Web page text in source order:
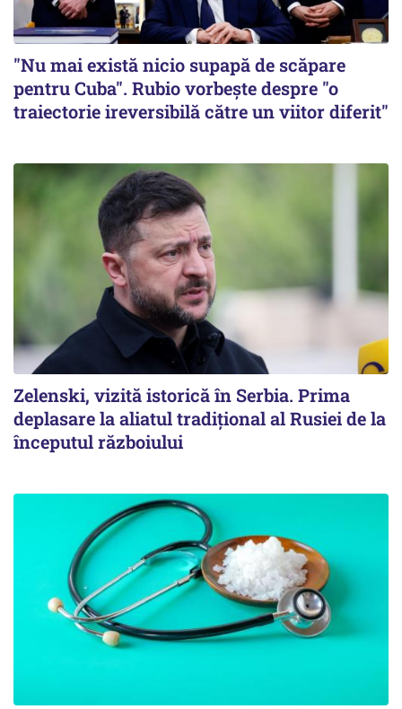
"Nu mai există nicio supapă de scăpare
pentru Cuba". Rubio vorbește despre "o
traiectorie ireversibilă către un viitor diferit"
Zelenski, vizită istorică în Serbia. Prima
deplasare la aliatul tradițional al Rusiei de la
începutul războiului